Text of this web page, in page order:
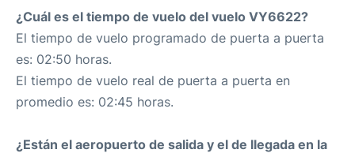
¿Cuál es el tiempo de vuelo del vuelo VY6622?
El tiempo de vuelo programado de puerta a puerta
es: 02:50 horas.
El tiempo de vuelo real de puerta a puerta en
promedio es: 02:45 horas.
¿Están el aeropuerto de salida y el de llegada en la